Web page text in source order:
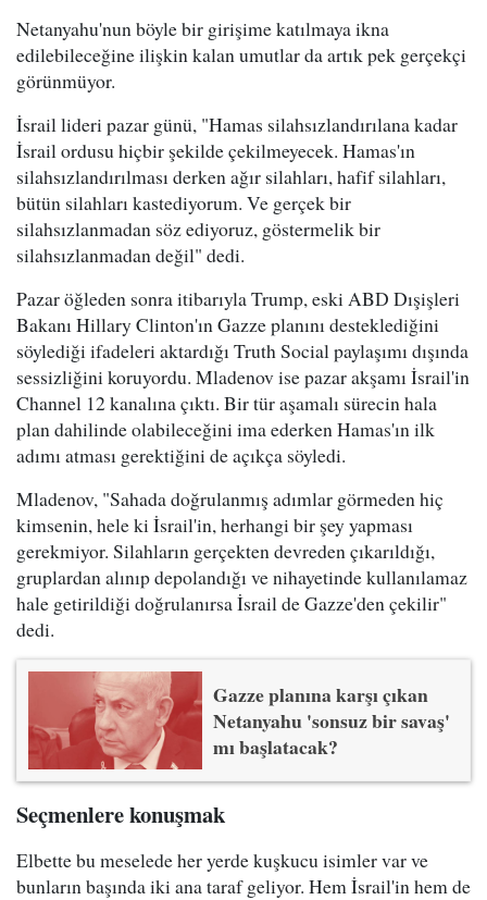
Netanyahu'nun böyle bir girişime katılmaya ikna
edilebileceğine ilişkin kalan umutlar da artık pek gerçekçi
görünmüyor.
İsrail lideri pazar günü, "Hamas silahsızlandırılana kadar
İsrail ordusu hiçbir şekilde çekilmeyecek. Hamas'ın
silahsızlandırılması derken ağır silahları, hafif silahları,
bütün silahları kastediyorum. Ve gerçek bir
silahsızlanmadan söz ediyoruz, göstermelik bir
silahsızlanmadan değil" dedi.
Pazar öğleden sonra itibarıyla Trump, eski ABD Dışişleri
Bakanı Hillary Clinton'ın Gazze planını desteklediğini
söylediği ifadeleri aktardığı Truth Social paylaşımı dışında
sessizliğini koruyordu. Mladenov ise pazar akşamı İsrail'in
Channel 12 kanalına çıktı. Bir tür aşamalı sürecin hala
plan dahilinde olabileceğini ima ederken Hamas'ın ilk
adımı atması gerektiğini de açıkça söyledi.
Mladenov, "Sahada doğrulanmış adımlar görmeden hiç
kimsenin, hele ki İsrail'in, herhangi bir şey yapması
gerekmiyor. Silahların gerçekten devreden çıkarıldığı,
gruplardan alınıp depolandığı ve nihayetinde kullanılamaz
hale getirildiği doğrulanırsa İsrail de Gazze'den çekilir"
dedi.
Gazze planına karşı çıkan
Netanyahu 'sonsuz bir savaş'
mı başlatacak?
Seçmenlere konuşmak
Elbette bu meselede her yerde kuşkucu isimler var ve
bunların başında iki ana taraf geliyor. Hem İsrail'in hem de